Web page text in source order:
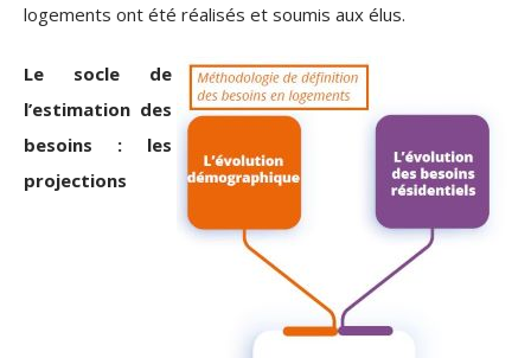
logements ont été réalisés et soumis aux élus.
Le socle de
l’estimation des
besoins : les
projections